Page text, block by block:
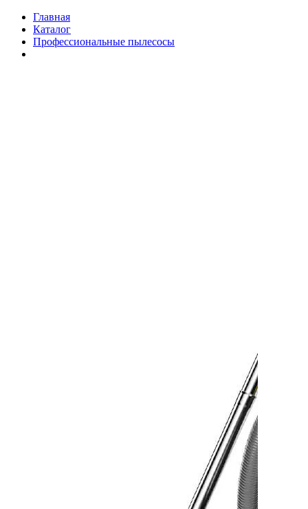
Главная
Каталог
Профессиональные пылесосы